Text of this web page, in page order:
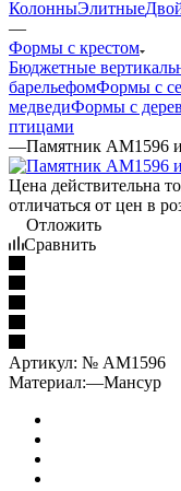
КолонныЭлитные
—
Формы с крестом
Бюджетные
барельефомФормы с
медведиФормы с
птицами
—Памятник AM1596
Цена действительна
отличаться от цен в
Отложить
Сравнить
Артикул: № AM1596
Материал:—Мансур